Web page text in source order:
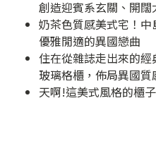
創造迎賓系玄關、開
奶茶色質感美式宅！
優雅閒適的異國戀曲
住在從雜誌走出來的
玻璃格櫃，佈局異國質
天啊!這美式風格的櫃